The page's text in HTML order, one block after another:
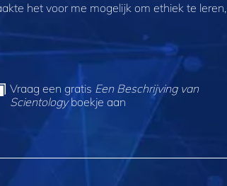
het voor me mogelijk om ethiek te leren,
Vraag een gratis Een Beschrijving van
Scientologyboekje aan